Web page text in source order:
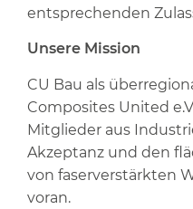
entsprechenden
Unsere Mission
CU Bau als
Composites United
Mitglieder aus
Akzeptanz und den
von faserverstärkten
voran.